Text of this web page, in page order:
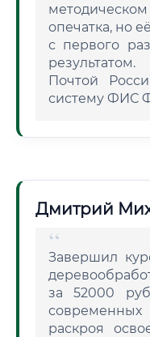
опечатка, но
с первого
Почтой
систему ФИС
Дмитрий
Завершил
за 52000
раскроя